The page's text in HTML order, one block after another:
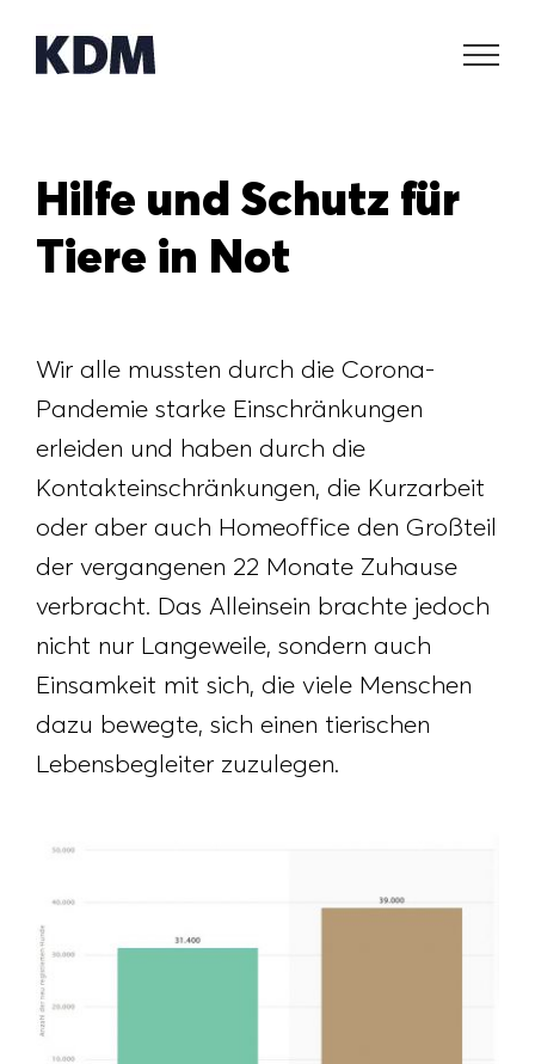
Inhalt
Hilfe und Schutz für
Tiere in Not
Wir alle mussten durch die Corona-
Pandemie starke Einschränkungen
erleiden und haben durch die
Kontakteinschränkungen, die Kurzarbeit
oder aber auch Homeoffice den Großteil
der vergangenen 22 Monate Zuhause
verbracht. Das Alleinsein brachte jedoch
nicht nur Langeweile, sondern auch
Einsamkeit mit sich, die viele Menschen
dazu bewegte, sich einen tierischen
Lebensbegleiter zuzulegen.